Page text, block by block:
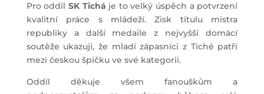
Pro oddíl SK Tichá je to velký úspěch a potvrzení
kvalitní práce s mládeží. Zisk titulu mistra
republiky a další medaile z nejvyšší domácí
soutěže ukazují, že mladí zápasníci z Tiché patří
mezi českou špičku ve své kategorii.
Oddíl děkuje všem fanouškům a